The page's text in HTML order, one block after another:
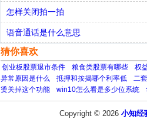
怎样关闭拍一拍
语音通话是什么意思
猜你喜欢
创业板股票退市条件 粮食类股票有哪些 权
异常原因是什么
抵押和按揭哪个利率低 二
烫关掉这个功能
win10怎么看是多少位系统
Copyright © 2026 小知经